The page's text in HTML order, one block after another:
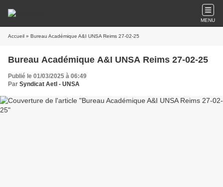
MENU
Accueil » Bureau Académique A&I UNSA Reims 27-02-25
Bureau Académique A&I UNSA Reims 27-02-25
Publié le 01/03/2025 à 06:49
Par Syndicat AetI - UNSA